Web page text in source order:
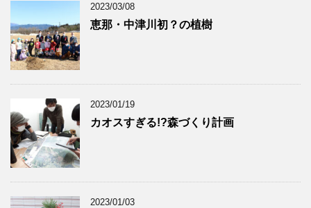
2023/03/08
恵那・中津川初？の植樹
2023/01/19
カオスすぎる!?森づくり計画
2023/01/03